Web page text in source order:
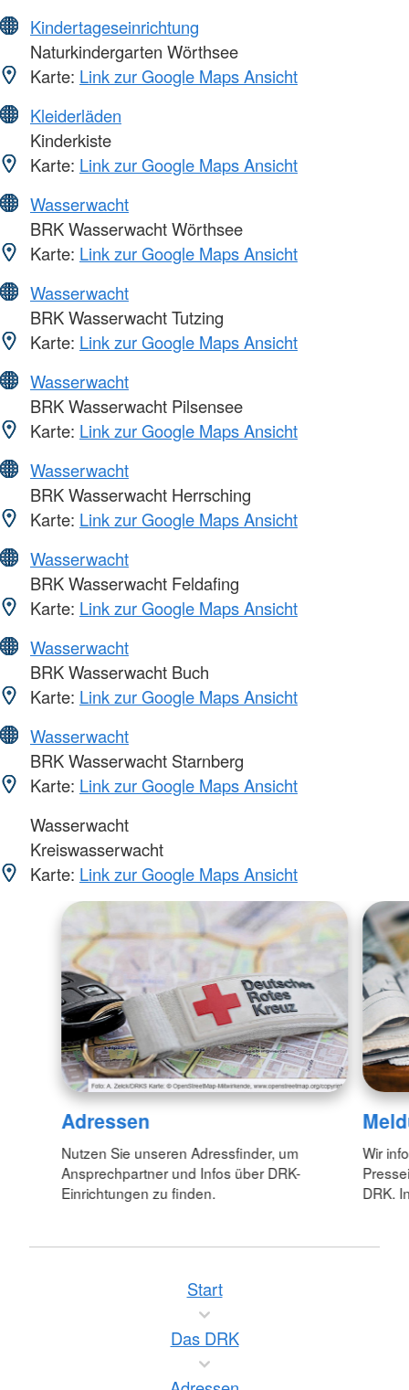
Kindertageseinrichtung
Naturkindergarten Wörthsee
Karte: Link zur Google Maps Ansicht
Kleiderläden
Kinderkiste
Karte: Link zur Google Maps Ansicht
Wasserwacht
BRK Wasserwacht Wörthsee
Karte: Link zur Google Maps Ansicht
Wasserwacht
BRK Wasserwacht Tutzing
Karte: Link zur Google Maps Ansicht
Wasserwacht
BRK Wasserwacht Pilsensee
Karte: Link zur Google Maps Ansicht
Wasserwacht
BRK Wasserwacht Herrsching
Karte: Link zur Google Maps Ansicht
Wasserwacht
BRK Wasserwacht Feldafing
Karte: Link zur Google Maps Ansicht
Wasserwacht
BRK Wasserwacht Buch
Karte: Link zur Google Maps Ansicht
Wasserwacht
BRK Wasserwacht Starnberg
Karte: Link zur Google Maps Ansicht
Wasserwacht
Kreiswasserwacht
Karte: Link zur Google Maps Ansicht
Adressen
Nutzen Sie unseren Adressfinder, um
Ansprechpartner und Infos über DRK-
Einrichtungen zu finden.
Wir
DRK.
Start
Das DRK